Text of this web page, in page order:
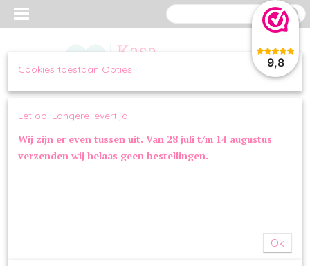
9,8
Inloggen
Home>OVERIG>SPEELGOED>Lulubelles Power Plush Free Kisses
Cookies toestaan Opties
Let op: Langere levertijd
Wij zijn er even tussen uit. Van 28 juli t/m 14 augustus
verzenden wij helaas geen bestellingen.
Ok